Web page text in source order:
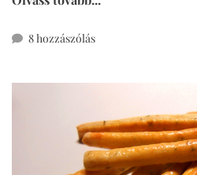
8 hozzászóláscukormentes